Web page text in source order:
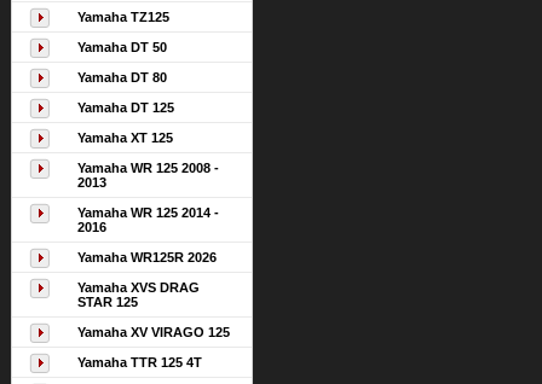
Yamaha TZ125
Yamaha DT 50
Yamaha DT 80
Yamaha DT 125
Yamaha XT 125
Yamaha WR 125 2008 -
2013
Yamaha WR 125 2014 -
2016
Yamaha WR125R 2026
Yamaha XVS DRAG
STAR 125
Yamaha XV VIRAGO 125
Yamaha TTR 125 4T